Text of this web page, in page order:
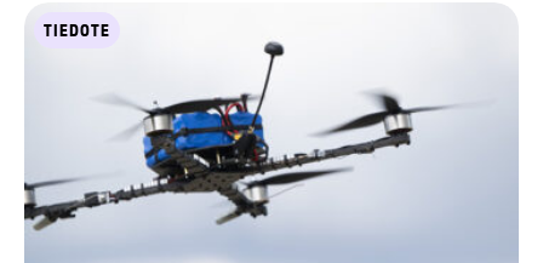
TIEDOTE